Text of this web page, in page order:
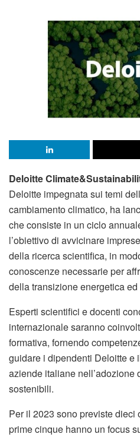
Deloitte
Deloitte impegnata sui temi
cambiamento climatico, ha
che consiste in un ciclo
l’obiettivo di avvicinare
della ricerca scientifica, in
conoscenze necessarie per
della transizione energetica
Esperti scientifici e docenti
internazionale saranno
formativa, fornendo
guidare i dipendenti Deloitte e
aziende italiane nell’adozione
sostenibili.
Per il 2023 sono previste dieci
prime cinque hanno un focus